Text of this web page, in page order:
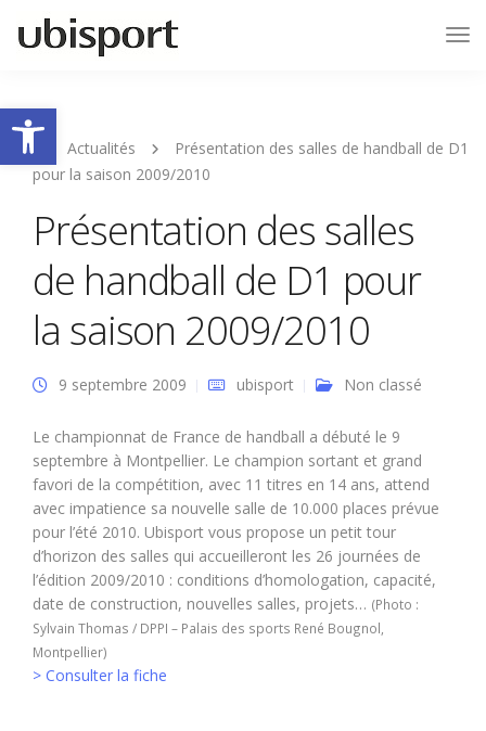
Ouvrir la barre d’outils
Actualités
Présentation des salles de handball de D1
pour la saison 2009/2010
Présentation des salles
de handball de D1 pour
la saison 2009/2010
9 septembre 2009 ubisport Non classé
Le championnat de France de handball a débuté le 9
septembre à Montpellier. Le champion sortant et grand
favori de la compétition, avec 11 titres en 14 ans, attend
avec impatience sa nouvelle salle de 10.000 places prévue
pour l’été 2010. Ubisport vous propose un petit tour
d’horizon des salles qui accueilleront les 26 journées de
l’édition 2009/2010 : conditions d’homologation, capacité,
date de construction, nouvelles salles, projets… (Photo :
Sylvain Thomas / DPPI – Palais des sports René Bougnol,
Montpellier)
> Consulter la fiche